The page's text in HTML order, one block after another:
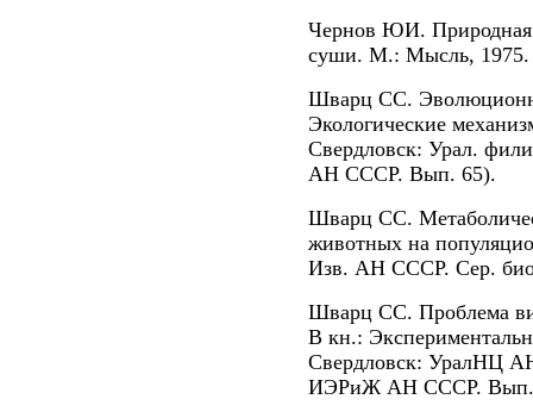
Чернов ЮИ. Природная
суши. М.: Мысль, 1975.
Шварц СС.
Экологические
Свердловск: Урал.
АН СССР. Вып. 65).
Шварц СС.
животных на
Изв. АН СССР. Сер.
Шварц СС. Проблема
В кн.:
Свердловск: УралНЦ
ИЭРиЖ АН СССР. Вып.